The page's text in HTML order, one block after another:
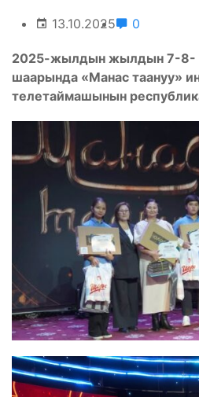
13.10.2025 0
2025-жылдын жылдын 7-8-
шаарында «Манас таануу»
телетаймашынын